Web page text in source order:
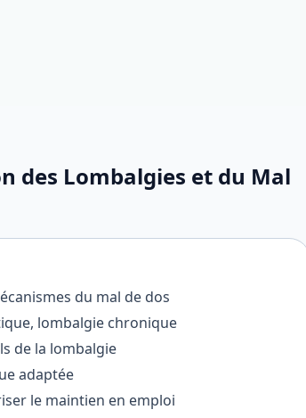
des Lombalgies et du Mal
du mal de dos
lombalgie chronique
de la lombalgie
adaptée
le maintien en emploi